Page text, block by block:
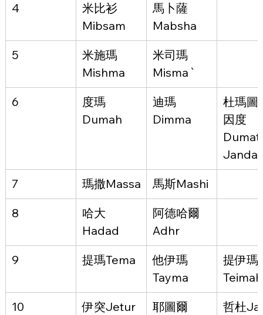
4
米比衫
Mibsam
馬卜薩
Mabsha
5
米施瑪
Mishma
米司瑪
Misma`
6
度瑪
Dumah
迪瑪
Dimma
杜瑪圖
因度
Jandal
7
瑪撒Massa
馬斯Mashi
8
哈大
Hadad
阿德哈爾
Adhr
9
提瑪Tema
他伊瑪
Tayma
提伊瑪
Teimah
10
伊突Jetur
耶圖爾
哲杜